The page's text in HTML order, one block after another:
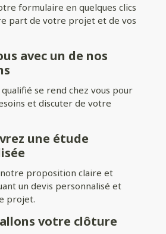
et facile à entretenir.
idéal pour un extérieur
avec une touche minérale.
et modulable selon vos besoins.
d’occultation
nos clôtures peuvent être :
: pour garantir une intimité
passer la lumière tout en délimitant
formulaire en quelques clics
part de votre projet et de vos
avec un de nos
se rend chez vous pour
et discuter de votre
une étude
proposition claire et
un devis personnalisé et
projet.
votre clôture